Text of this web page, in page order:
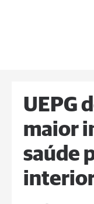
UEPG
maior
saúde